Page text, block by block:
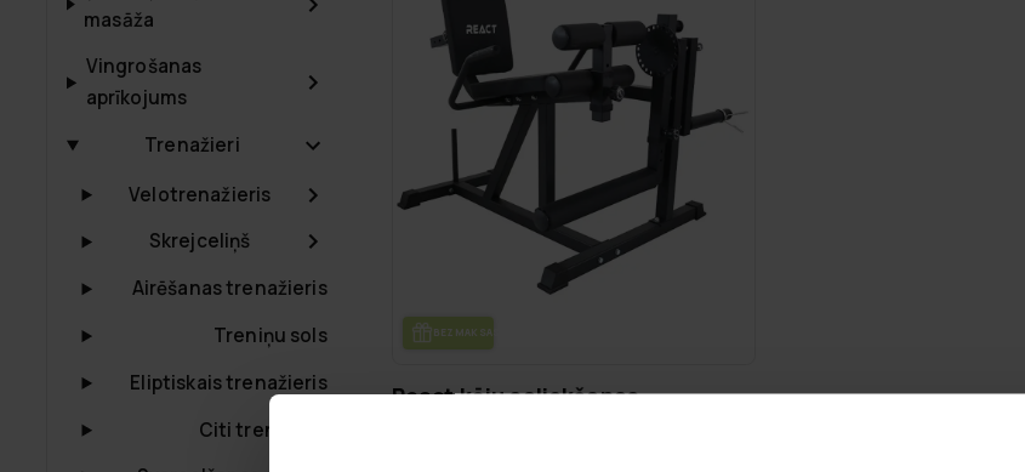
masāža
Vingrošanas
aprīkojums
Trenažieri
Velotrenažieris
Skrejceliņš
Airēšanas trenažieris
Treniņu sols
Eliptiskais trenažieris
Citi trenažieri
BEZ­MAK­SAS PIE­GĀ­DE
React kāju saliekšanas